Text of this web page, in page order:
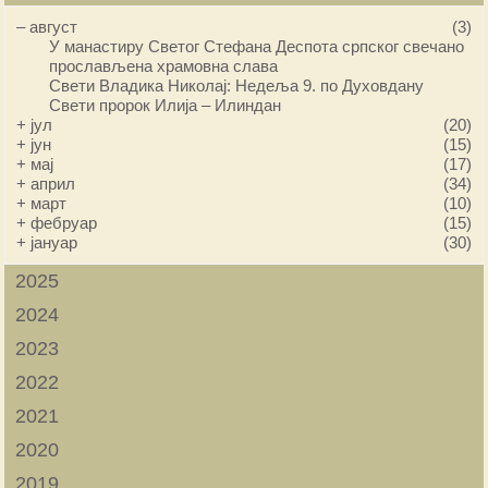
–август
(3)
У манастиру Светог Стефана Деспота српског свечано
прослављена храмовна слава
Свети Владика Николај: Недеља 9. по Духовдану
Свети пророк Илија – Илиндан
+ јул
(20)
+ јун
(15)
+ мај
(17)
+април
(34)
+ март
(10)
+фебруар
(15)
+ јануар (30)
2025
2024
2023
2022
2021
2020